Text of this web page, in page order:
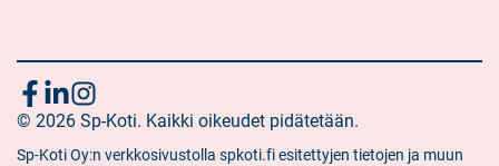
Seuraa
meitä
Sosiaalinen
media:
facebook
Sosiaalinen
media:
linkedin
Sosiaalinen
media:
instagram
© 2026 Sp-Koti. Kaikki oikeudet pidätetään.
Sp-Koti Oy:n verkkosivustolla spkoti.fi esitettyjen tietojen ja muun